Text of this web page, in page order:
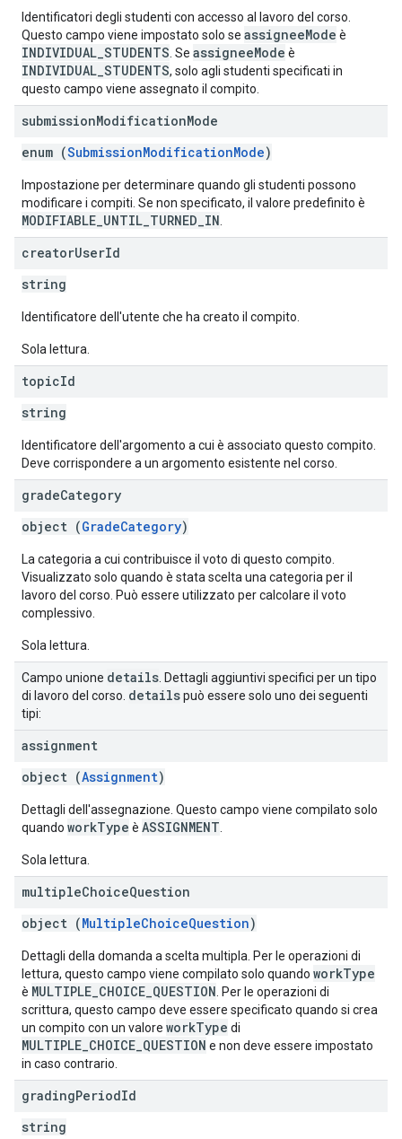
Identificatori degli studenti con accesso al lavoro del corso.
Questo campo viene impostato solo se assigneeMode è
INDIVIDUAL_STUDENTS . Se assigneeMode è
INDIVIDUAL_STUDENTS, solo agli studenti specificati in
questo campo viene assegnato il compito.
submissionModificationMode
enum (SubmissionModificationMode)
Impostazione per determinare quando gli studenti possono
modificare i compiti. Se non specificato, il valore predefinito è
MODIFIABLE_UNTIL_TURNED_IN
creatorUserId
string
Identificatore dell'utente che ha creato il compito.
Sola lettura.
topicId
string
Identificatore dell'argomento a cui è associato questo compito.
Deve corrispondere a un argomento esistente nel corso.
gradeCategory
object (GradeCategory)
La categoria a cui contribuisce il voto di questo compito.
Visualizzato solo quando è stata scelta una categoria per il
lavoro del corso. Può essere utilizzato per calcolare il voto
complessivo.
Sola lettura.
Campo unione details . Dettagli aggiuntivi specifici per un tipo
di lavoro del corso. detailspuò essere solo uno dei seguenti
tipi:
assignment
object (Assignment)
Dettagli dell'assegnazione. Questo campo viene compilato solo
quando workType è ASSIGNMENT
Sola lettura.
multipleChoiceQuestion
object (MultipleChoiceQuestion)
Dettagli della domanda a scelta multipla. Per le operazioni di
lettura, questo campo viene compilato solo quando workType
è MULTIPLE_CHOICE_QUESTION . Per le operazioni di
scrittura, questo campo deve essere specificato quando si crea
un compito con un valore workType di
MULTIPLE_CHOICE_QUESTION e non deve essere impostato
in caso contrario.
gradingPeriodId
string